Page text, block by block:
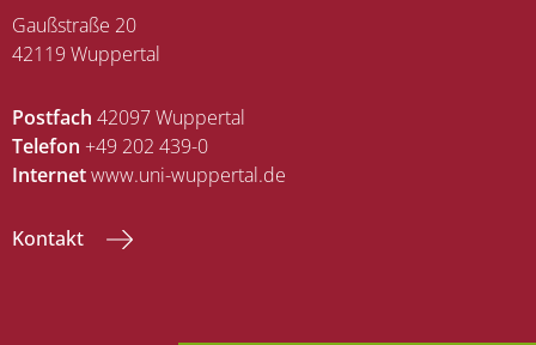
Gaußstraße 20
42119 Wuppertal
Postfach 42097 Wuppertal
Telefon +49 202 439-0
Internetwww.uni-wuppertal.de
Kontakt